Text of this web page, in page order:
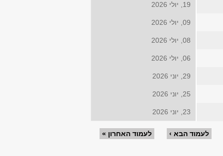
19, יולי 2026
09, יולי 2026
08, יולי 2026
06, יולי 2026
29, יוני 2026
25, יוני 2026
23, יוני 2026
לעמוד הבא › לעמוד האחרון »